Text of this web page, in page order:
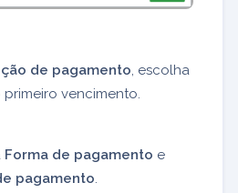
de pagamento, escolha
vencimento.
Forma de pagamento e
pagamento.